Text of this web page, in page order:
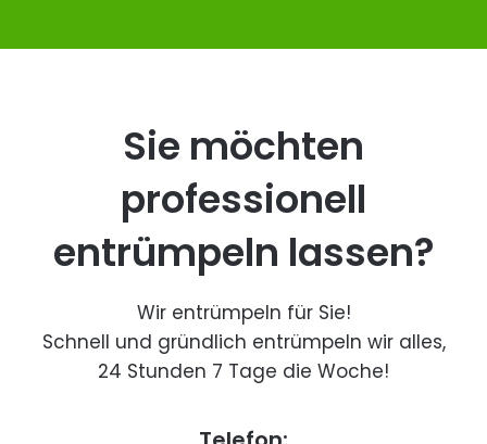
Sie möchten
professionell
entrümpeln lassen?
Wir entrümpeln für Sie!
Schnell und gründlich entrümpeln wir alles,
24 Stunden 7 Tage die Woche!